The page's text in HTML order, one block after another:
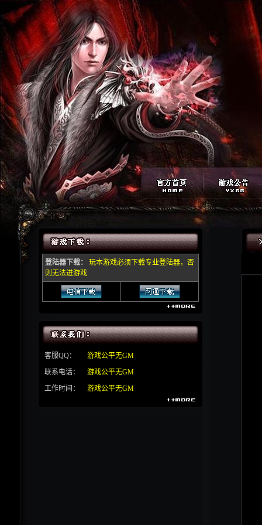
登陆器下载：
玩本游戏必须下载专业登陆器，否
则无法进游戏
客服QQ：
游戏公平无GM
联系电话：
游戏公平无GM
工作时间：
游戏公平无GM